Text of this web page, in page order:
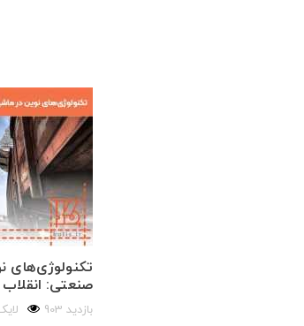
تکنولوژی‌های
صنعتی: انقلاب
903 بازدید